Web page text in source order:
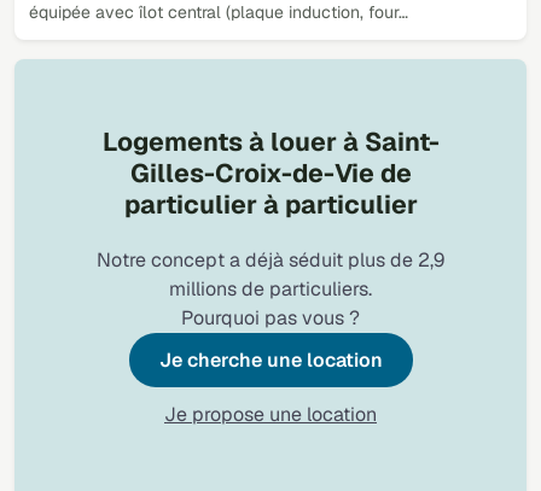
équipée avec îlot central (plaque induction, four…
Logements à louer à Saint-
Gilles-Croix-de-Vie de
particulier à particulier
Notre concept a déjà séduit plus de 2,9
millions de particuliers.
Pourquoi pas vous ?
Je cherche une location
Je propose une location